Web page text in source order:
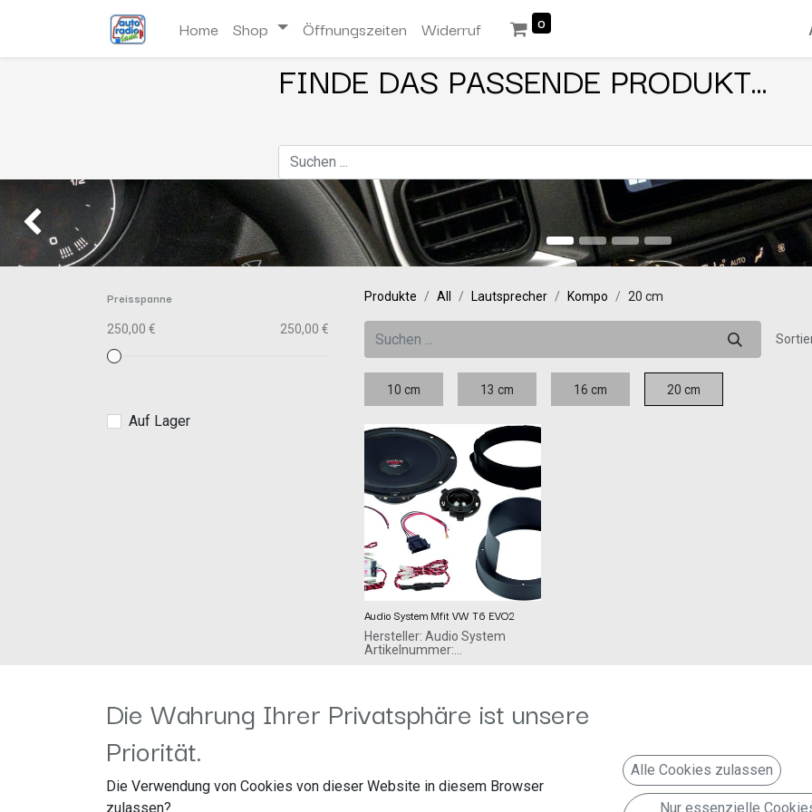
Home Shop Öffnungszeiten Widerruf 0
FINDE DAS PASSENDE PRODUKT...
Zurück
Preisspanne
250,00 € 250,00 €
Auf Lager
Produkte All Lautsprecher Kompo 20 cm
10 cm 13 cm 16 cm 20 cm
Audio System Mfit VW T6 EVO2
Hersteller: Audio System
Artikelnummer:
76707 Hambrücken
Deutschland www.audio-
SYSTEM
Die Wahrung Ihrer Privatsphäre ist unsere
Priorität.
Die Verwendung von Cookies von dieser Website in diesem Browser
zulassen?
Alle Cookies zulassen
Nur essenzielle